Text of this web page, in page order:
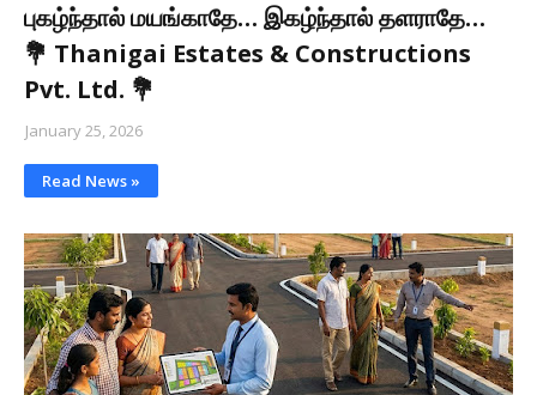
புகழ்ந்தால் மயங்காதே… இகழ்ந்தால் தளராதே…
💐 Thanigai Estates & Constructions
Pvt. Ltd. 💐
January 25, 2026
Read News »